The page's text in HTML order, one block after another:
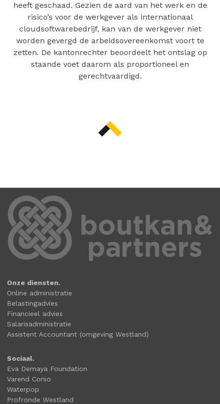
heeft geschaad. Gezien de aard van het werk en de
risico’s voor de werkgever als internationaal
cloudsoftwarebedrijf, kan van de werkgever niet
worden gevergd de arbeidsovereenkomst voort te
zetten. De kantonrechter beoordeelt het ontslag op
staande voet daarom als proportioneel en
gerechtvaardigd.
Onze diensten.
Online administratie
Belastingadvies
Financieel advies
Salarisadministratie
Assistent Accountant (omgeving Westland)
Sociaal.
Eva Demaya Foundation
Varend Corso
Waterpop
Profronde Westland